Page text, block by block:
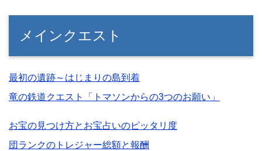
メインクエスト
最初の遺跡～はじまりの島到着
竜の鉄道クエスト「トマソンからの3つのお願い」
お宝の見つけ方とお宝占いのピッタリ度
団ランクのトレジャー総額と報酬